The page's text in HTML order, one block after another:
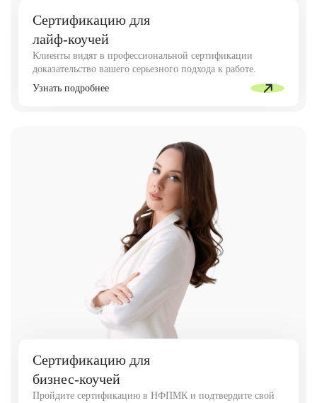
Сертификацию для
лайф-коучей
Клиенты видят в профессиональной сертификации
доказательство вашего серьезного подхода к работе.
Узнать подробнее
Сертификацию для
бизнес-коучей
Пройдите сертификацию в НФПМК и подтвердите свой